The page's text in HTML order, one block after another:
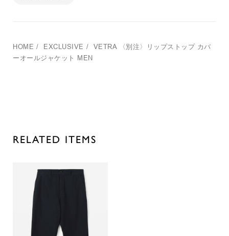
HOME / EXCLUSIVE / VETRA
〈別注〉リップストップ カバ
ーオールジャケット MEN
RELATED ITEMS